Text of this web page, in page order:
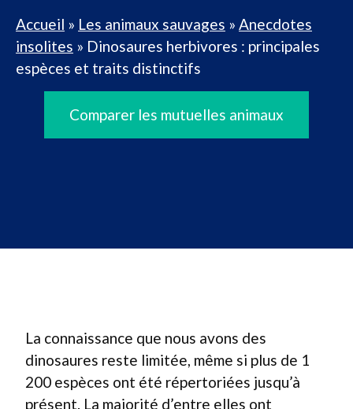
Accueil » Les animaux sauvages » Anecdotes
insolites » Dinosaures herbivores : principales
espèces et traits distinctifs
Comparer les mutuelles animaux
La connaissance que nous avons des
dinosaures reste limitée, même si plus de 1
200 espèces ont été répertoriées jusqu’à
présent. La majorité d’entre elles ont